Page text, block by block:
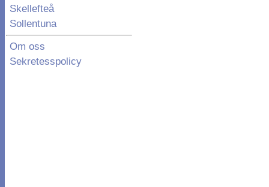
Skellefteå
Sollentuna
Om oss
Sekretesspolicy